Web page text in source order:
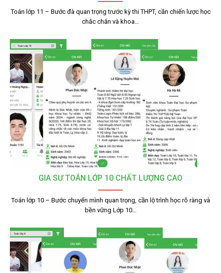
Toán lớp 11 – Bước đà quan trọng trước kỳ thi THPT, cần chiến lược học
chắc chắn và khoa…
GIA SƯ TOÁN LỚP 10 CHẤT LƯỢNG CAO
Toán lớp 10 – Bước chuyển mình quan trọng, cần lộ trình học rõ ràng và
bền vững Lớp 10…